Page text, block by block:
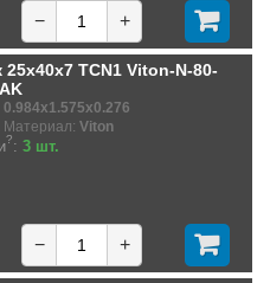
− +
25x40x7 TCN1 Viton-N-80-
0.984x1.575x0.276
Материал: Viton
?: 3 шт.
− +